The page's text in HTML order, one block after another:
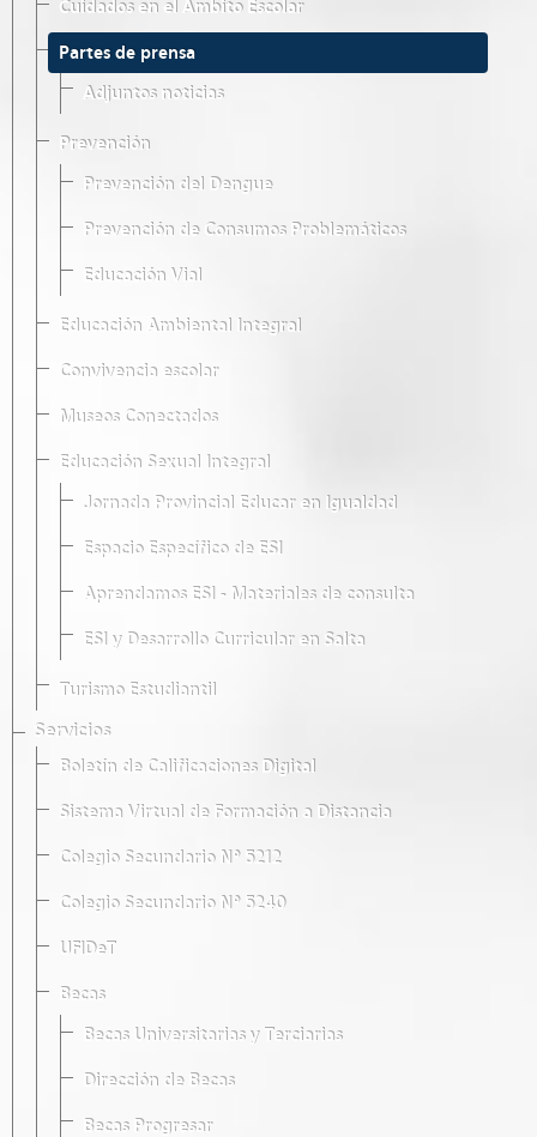
Cuidados en el Ámbito Escolar
Partes de prensa
Adjuntos noticias
Prevención
Prevención del Dengue
Prevención de Consumos Problemáticos
Educación Vial
Educación Ambiental Integral
Convivencia escolar
Museos Conectados
Educación Sexual Integral
Jornada Provincial Educar en Igualdad
Espacio Específico de ESI
Aprendamos ESI - Materiales de consulta
ESI y Desarrollo Curricular en Salta
Turismo Estudiantil
Servicios
Boletín de Calificaciones Digital
Sistema Virtual de Formación a Distancia
Colegio Secundario Nº 5212
Colegio Secundario Nº 5240
UFIDeT
Becas
Becas Universitarias y Terciarias
Dirección de Becas
Becas Progresar